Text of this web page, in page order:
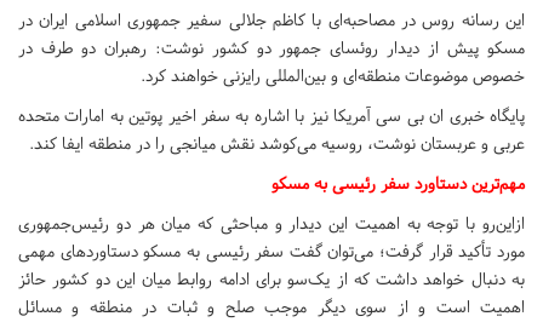
این رسانه روس در مصاحبه‌ای با کاظم جلالی سفیر جمهوری اسلامی ایران در
مسکو پیش از دیدار روئسای جمهور دو کشور نوشت: رهبران دو طرف در
خصوص موضوعات منطقه‌ای و بین‌المللی رایزنی خواهند کرد.
پایگاه خبری ان بی سی آمریکا نیز با اشاره به سفر اخیر پوتین به امارات متحده
عربی و عربستان نوشت، روسیه می‌کوشد نقش میانجی را در منطقه ایفا کند.
مهم‌ترین دستاورد سفر رئیسی به مسکو
ازاین‌رو با توجه به اهمیت این دیدار و مباحثی که میان هر دو رئیس‌جمهوری
مورد تأکید قرار گرفت؛ می‌توان گفت سفر رئیسی به مسکو دستاورد‌های مهمی
به دنبال خواهد داشت که از یک‌سو برای ادامه روابط میان این دو کشور حائز
اهمیت است و از سوی دیگر موجب صلح و ثبات در منطقه و مسائل